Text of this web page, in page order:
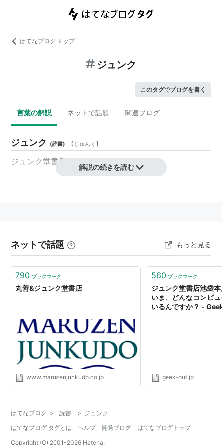
はてなブログ トップ
ジュンク
このタグでブログを書く
言葉の解説 ネットで話題 関連ブログ
ジュンク (読書) 【 じゅんく 】
ジュンク堂書店の略。
解説の続きを読む
ネットで話題 もっと見る
790 ブックマーク
丸善&ジュンク堂書店
www.maruzenjunkudo.co.jp
560 ブックマーク
ジュンク堂書店池袋
いま、どんなコンピ
いるんですか？ -
geek-out.jp
はてなブログ > 読書 > ジュンク
はてなブログ タグとは
ヘルプ 開発ブログ
はてなブログトップ
Copyright (C) 2001-2026 Hatena.